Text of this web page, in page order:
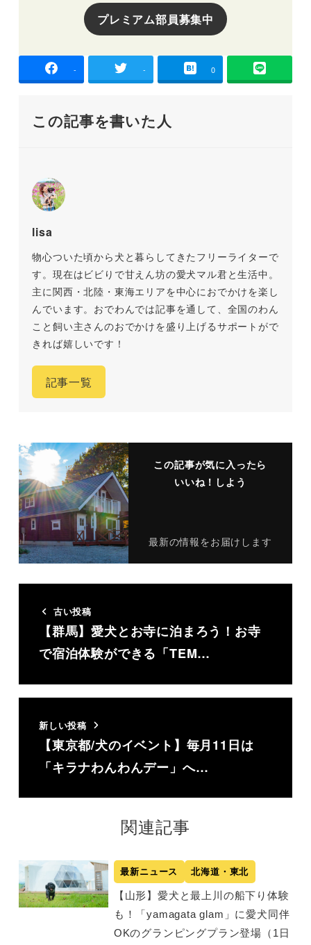
プレミアム部員募集中
- - 0
この記事を書いた人
lisa
物心ついた頃から犬と暮らしてきたフリーライターで
す。現在はビビりで甘えん坊の愛犬マル君と生活中。
主に関西・北陸・東海エリアを中心におでかけを楽し
んでいます。おでわんでは記事を通して、全国のわん
こと飼い主さんのおでかけを盛り上げるサポートがで
きれば嬉しいです！
記事一覧
この記事が気に入ったら
いいね！しよう
最新の情報をお届けします
古い投稿
【群馬】愛犬とお寺に泊まろう！お寺
で宿泊体験ができる「TEM…
新しい投稿
【東京都/犬のイベント】毎月11日は
「キラナわんわんデー」へ…
関連記事
最新ニュース 北海道・東北
【山形】愛犬と最上川の船下り体験
も！「yamagata glam」に愛犬同伴
OKのグランピングプラン登場（1日